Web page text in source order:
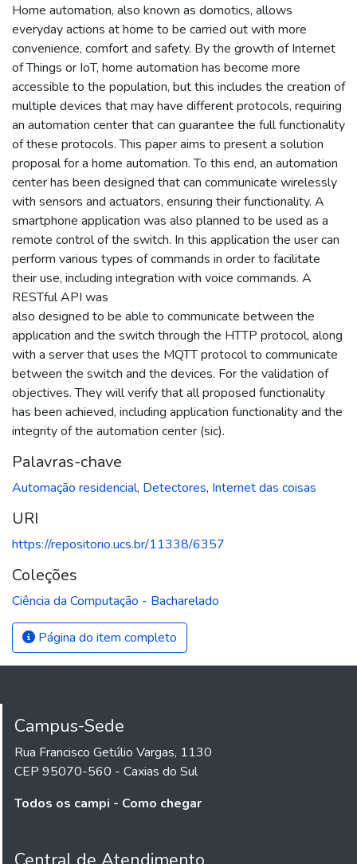
Home automation, also known as domotics, allows
everyday actions at home to be carried out with more
convenience, comfort and safety. By the growth of Internet
of Things or IoT, home automation has become more
accessible to the population, but this includes the creation of
multiple devices that may have different protocols, requiring
an automation center that can guarantee the full functionality
of these protocols. This paper aims to present a solution
proposal for a home automation. To this end, an automation
center has been designed that can communicate wirelessly
with sensors and actuators, ensuring their functionality. A
smartphone application was also planned to be used as a
remote control of the switch. In this application the user can
perform various types of commands in order to facilitate
their use, including integration with voice commands. A
RESTful API was
also designed to be able to communicate between the
application and the switch through the HTTP protocol, along
with a server that uses the MQTT protocol to communicate
between the switch and the devices. For the validation of
objectives. They will verify that all proposed functionality
has been achieved, including application functionality and the
integrity of the automation center (sic).
Palavras-chave
Automação residencial, Detectores, Internet das coisas
URI
https://repositorio.ucs.br/11338/6357
Coleções
Ciência da Computação - Bacharelado
Página do item completo
Campus-Sede
Rua Francisco Getúlio Vargas, 1130
CEP 95070-560 - Caxias do Sul
Todos os campi - Como chegar